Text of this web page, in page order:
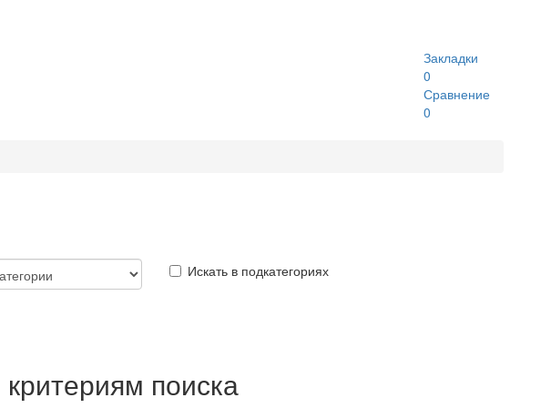
Закладки
0
Сравнение
0
Искать в подкатегориях
поиска